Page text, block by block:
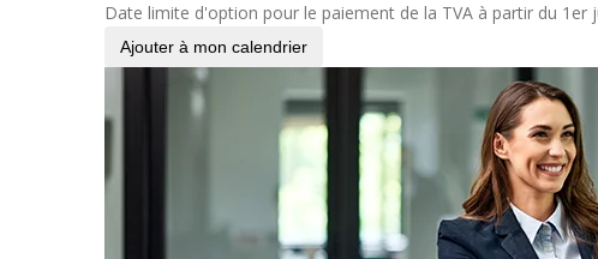
Date limite d'option pour le paiement de la TVA à partir du 1er
Ajouter à mon calendrier